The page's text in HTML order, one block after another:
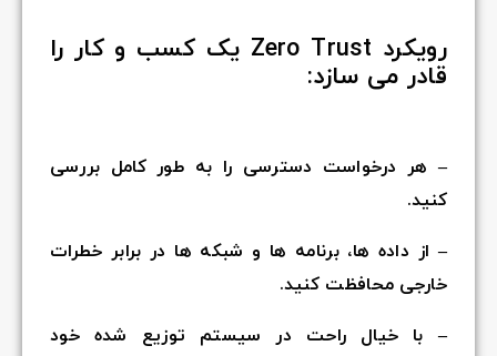
رویکرد Zero Trust یک کسب و کار را
قادر می سازد:
– هر درخواست دسترسی را به طور کامل بررسی
کنید.
– از داده ها، برنامه ها و شبکه ها در برابر خطرات
خارجی محافظت کنید.
– با خیال راحت در سیستم توزیع شده خود